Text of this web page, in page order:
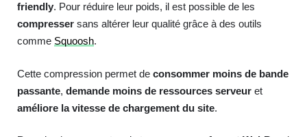
friendly. Pour réduire leur poids, il est possible de les
compresser sans altérer leur qualité grâce à des outils
comme Squoosh.
Cette compression permet de consommer moins de bande
passante, demande moins de ressources serveur et
améliore la vitesse de chargement du site.